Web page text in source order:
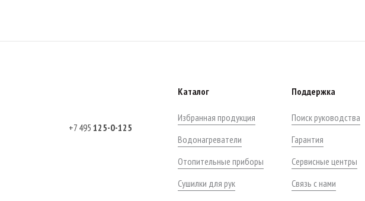
+7 495 125-0-125
Каталог
Избранная продукция
Водонагреватели
Отопительные приборы
Сушилки для рук
Поддержка
Поиск руководства
Гарантия
Сервисные центры
Связь с нами